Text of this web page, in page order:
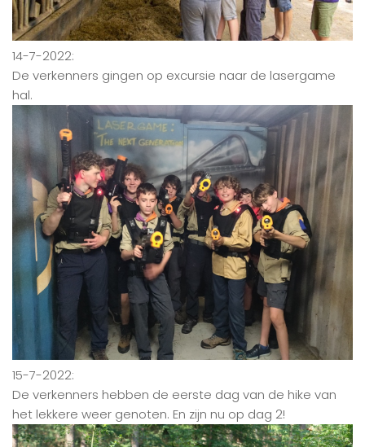
14-7-2022:
De verkenners gingen op excursie naar de lasergame
hal.
15-7-2022:
De verkenners hebben de eerste dag van de hike van
het lekkere weer genoten. En zijn nu op dag 2!